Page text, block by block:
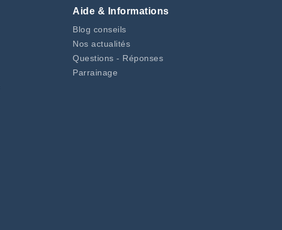
Aide & Informations
Blog conseils
Nos actualités
Questions - Réponses
Parrainage